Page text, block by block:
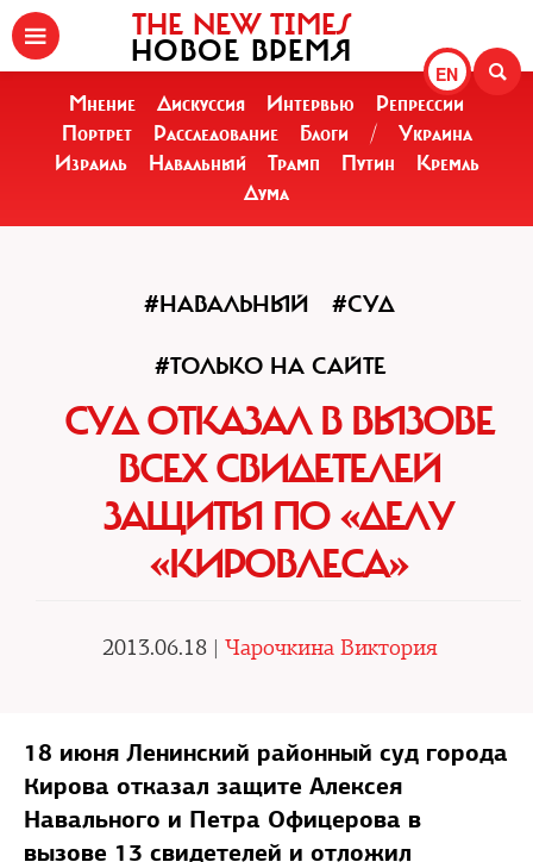
EN
THE NEW TIMES
НОВОЕ ВРЕМЯ
Мнение Дискуссия Интервью
Репрессии
Портрет
Расследование Блоги /
Украина
Израиль
Навальный Трамп Путин
Кремль
Дума
#НАВАЛЬНЫЙ #СУД
#ТОЛЬКО НА САЙТЕ
СУД ОТКАЗАЛ В ВЫЗОВЕ
ВСЕХ СВИДЕТЕЛЕЙ
ЗАЩИТЫ ПО «ДЕЛУ
«КИРОВЛЕСА»
2013.06.18 | Чарочкина Виктория
18 июня Ленинский районный суд города
Кирова отказал защите Алексея
Навального и Петра Офицерова в
вызове 13 свидетелей и отложил